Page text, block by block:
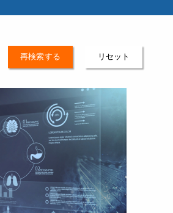
再検索する リセット